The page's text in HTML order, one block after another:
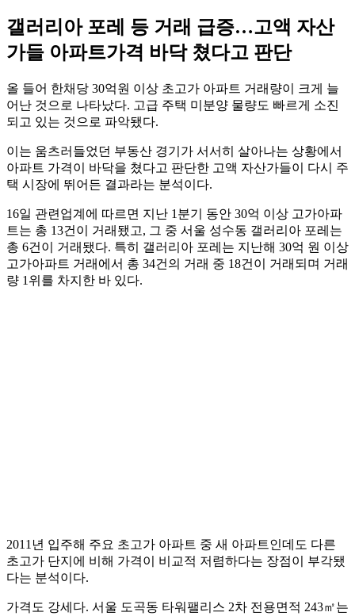
갤러리아 포레 등 거래 급증…고액 자산
가들 아파트가격 바닥 쳤다고 판단
올 들어 한채당 30억원 이상 초고가 아파트 거래량이 크게 늘
어난 것으로 나타났다. 고급 주택 미분양 물량도 빠르게 소진
되고 있는 것으로 파악됐다.
이는 움츠러들었던 부동산 경기가 서서히 살아나는 상황에서
아파트 가격이 바닥을 쳤다고 판단한 고액 자산가들이 다시 주
택 시장에 뛰어든 결과라는 분석이다.
16일 관련업계에 따르면 지난 1분기 동안 30억 이상 고가아파
트는 총 13건이 거래됐고, 그 중 서울 성수동 갤러리아 포레는
총 6건이 거래됐다. 특히 갤러리아 포레는 지난해 30억 원 이상
고가아파트 거래에서 총 34건의 거래 중 18건이 거래되며 거래
량 1위를 차지한 바 있다.
2011년 입주해 주요 초고가 아파트 중 새 아파트인데도 다른
초고가 단지에 비해 가격이 비교적 저렴하다는 장점이 부각됐
다는 분석이다.
가격도 강세다. 서울 도곡동 타워팰리스 2차 전용면적 243㎡는